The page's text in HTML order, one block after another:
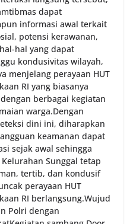
dapat
informasi awal terkait
potensi kerawanan,
hal yang dapat
kondusivitas wilayah,
menjelang perayaan HUT
RI yang biasanya
berbagai kegiatan
warga.‎‎Dengan
dini ini, diharapkan
keamanan dapat
sejak awal sehingga
Sunggal tetap
tertib, dan kondusif
perayaan HUT
RI berlangsung.‎‎Wujud
Polri dengan